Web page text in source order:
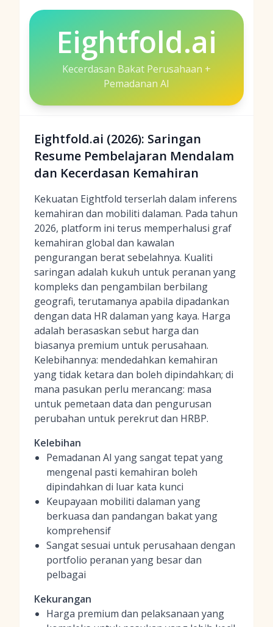
Eightfold.ai
Kecerdasan Bakat Perusahaan +
Pemadanan AI
Eightfold.ai (2026): Saringan
Resume Pembelajaran Mendalam
dan Kecerdasan Kemahiran
Kekuatan Eightfold terserlah dalam inferens
kemahiran dan mobiliti dalaman. Pada tahun
2026, platform ini terus memperhalusi graf
kemahiran global dan kawalan
pengurangan berat sebelahnya. Kualiti
saringan adalah kukuh untuk peranan yang
kompleks dan pengambilan berbilang
geografi, terutamanya apabila dipadankan
dengan data HR dalaman yang kaya. Harga
adalah berasaskan sebut harga dan
biasanya premium untuk perusahaan.
Kelebihannya: mendedahkan kemahiran
yang tidak ketara dan boleh dipindahkan; di
mana pasukan perlu merancang: masa
untuk pemetaan data dan pengurusan
perubahan untuk perekrut dan HRBP.
Kelebihan
Pemadanan AI yang sangat tepat yang
mengenal pasti kemahiran boleh
dipindahkan di luar kata kunci
Keupayaan mobiliti dalaman yang
berkuasa dan pandangan bakat yang
komprehensif
Sangat sesuai untuk perusahaan dengan
portfolio peranan yang besar dan
pelbagai
Kekurangan
Harga premium dan pelaksanaan yang